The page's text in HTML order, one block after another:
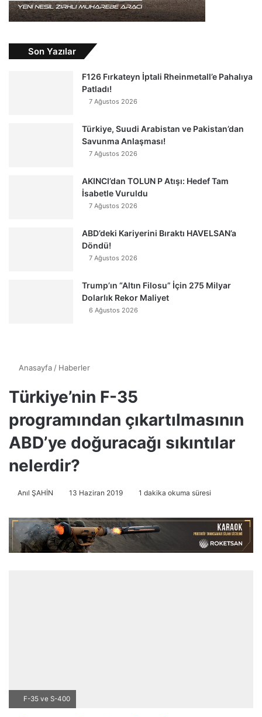
Son Yazılar
F126 Fırkateyn İptali Rheinmetall’e Pahalıya
Patladı!
7 Ağustos 2026
Türkiye, Suudi Arabistan ve Pakistan’dan
Savunma Anlaşması!
7 Ağustos 2026
AKINCI’dan TOLUN P Atışı: Hedef Tam
İsabetle Vuruldu
7 Ağustos 2026
ABD’deki Kariyerini Bıraktı HAVELSAN’a
Döndü!
7 Ağustos 2026
Trump’ın “Altın Filosu” İçin 275 Milyar
Dolarlık Rekor Maliyet
6 Ağustos 2026